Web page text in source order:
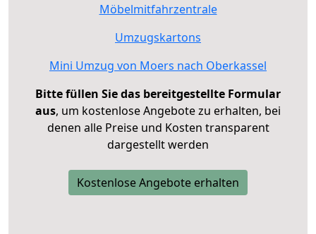
Möbelmitfahrzentrale
Umzugskartons
Mini Umzug von Moers nach Oberkassel
Bitte füllen Sie das bereitgestellte Formular
aus, um kostenlose Angebote zu erhalten, bei
denen alle Preise und Kosten transparent
dargestellt werden
Kostenlose Angebote erhalten